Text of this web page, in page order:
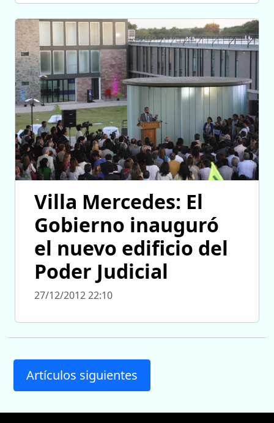
Villa Mercedes: El
Gobierno inauguró
el nuevo edificio del
Poder Judicial
27/12/2012 22:10
Artículos siguientes